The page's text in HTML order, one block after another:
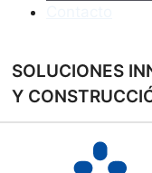
SOLUCIONES
Y